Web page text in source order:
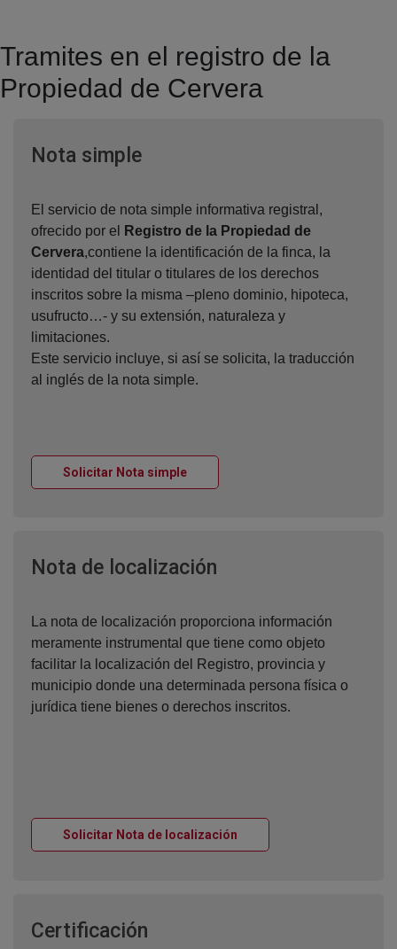
Tramites en el registro de la
Propiedad de Cervera
Nota simpleVentana nueva
El servicio de nota simple informativa registral,
ofrecido por el
Registro de la Propiedad de
Cervera,contiene la identificación de la finca, la
identidad del titular o titulares de los derechos
inscritos sobre la misma –pleno dominio, hipoteca,
usufructo…- y su extensión, naturaleza y
limitaciones.
Este servicio incluye, si así se solicita, la traducción
al inglés de la nota simple.
Solicitar Nota simpleVentana nueva
Nota de localización
La nota de localización proporciona información
meramente instrumental que tiene como objeto
facilitar la localización del Registro, provincia y
municipio donde una determinada persona física o
jurídica tiene bienes o derechos inscritos.
Solicitar Nota de localización
Certificación